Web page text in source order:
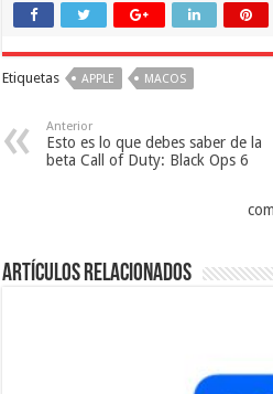
Etiquetas APPLE MACOS
Anterior
Esto es lo que debes saber de la
beta Call of Duty: Black Ops 6
Artículos relacionados